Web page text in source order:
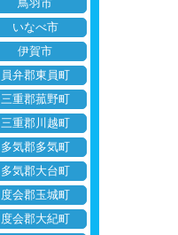
鳥羽市
いなべ市
伊賀市
員弁郡東員町
三重郡菰野町
三重郡川越町
多気郡多気町
多気郡大台町
度会郡玉城町
度会郡大紀町